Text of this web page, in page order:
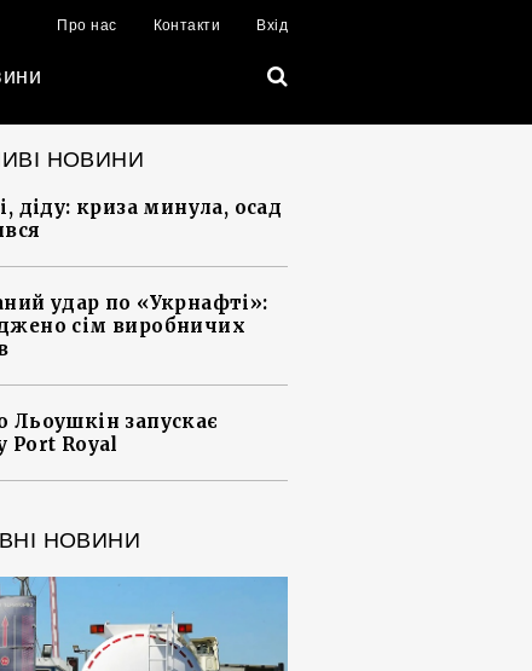
Про нас Контакти Вхід
НОВИНИ
діду: криза минула, осад
удар по «Укрнафті»:
сім виробничих
Льоушкін запускає
Port Royal
НОВИНИ